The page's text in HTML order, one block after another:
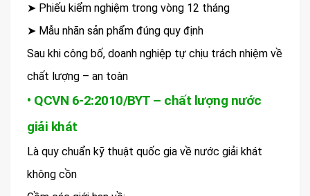
➤ Phiếu kiểm nghiệm trong vòng 12 tháng
➤ Mẫu nhãn sản phẩm đúng quy định
Sau khi công bố, doanh nghiệp tự chịu trách nhiệm về
chất lượng – an toàn
• QCVN 6-2:2010/BYT – chất lượng nước
giải khát
Là quy chuẩn kỹ thuật quốc gia về nước giải khát
không cồn